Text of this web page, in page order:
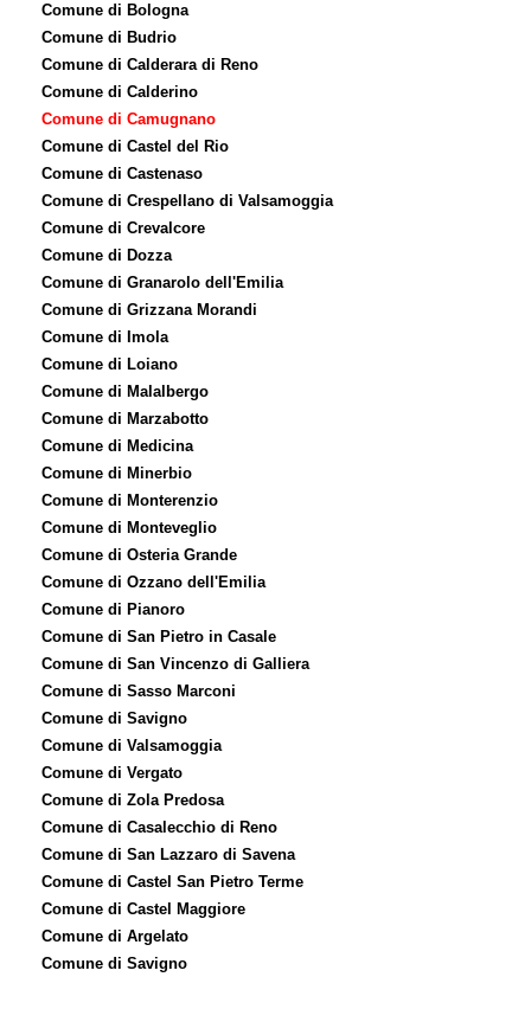
Comune di Bologna
Comune di Budrio
Comune di Calderara di Reno
Comune di Calderino
Comune di Camugnano
Comune di Castel del Rio
Comune di Castenaso
Comune di Crespellano di Valsamoggia
Comune di Crevalcore
Comune di Dozza
Comune di Granarolo dell'Emilia
Comune di Grizzana Morandi
Comune di Imola
Comune di Loiano
Comune di Malalbergo
Comune di Marzabotto
Comune di Medicina
Comune di Minerbio
Comune di Monterenzio
Comune di Monteveglio
Comune di Osteria Grande
Comune di Ozzano dell'Emilia
Comune di Pianoro
Comune di San Pietro in Casale
Comune di San Vincenzo di Galliera
Comune di Sasso Marconi
Comune di Savigno
Comune di Valsamoggia
Comune di Vergato
Comune di Zola Predosa
Comune di Casalecchio di Reno
Comune di San Lazzaro di Savena
Comune di Castel San Pietro Terme
Comune di Castel Maggiore
Comune di Argelato
Comune di Savigno